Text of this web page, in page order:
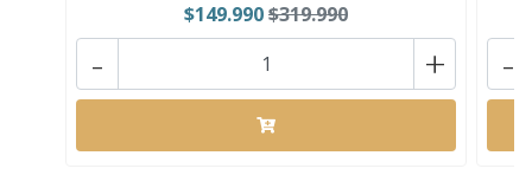
$149.990$319.990
+
- -